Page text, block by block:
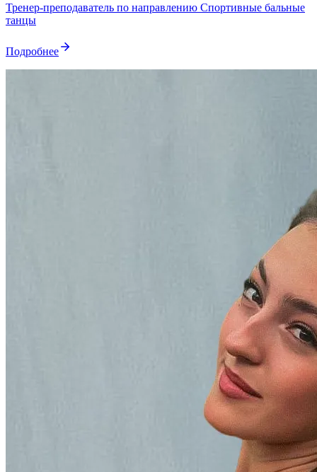
Тренер-преподаватель по направлению Спортивные бальные
танцы
Подробнее